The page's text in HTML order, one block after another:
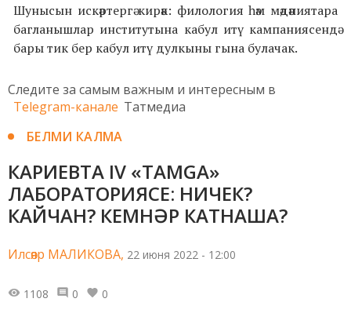
Шунысын искәртергә кирәк: филология һәм мәдәниятара
багланышлар институтына кабул итү кампаниясендә
бары тик бер кабул итү дулкыны гына булачак.
Следите за самым важным и интересным в
Telegram-канале Татмедиа
БЕЛМИ КАЛМА
КАРИЕВТА IV «TAMGA»
ЛАБОРАТОРИЯСЕ: НИЧЕК?
КАЙЧАН? КЕМНӘР КАТНАША?
Илсөяр МАЛИКОВА, 22 июня 2022 - 12:00
1108 0 0